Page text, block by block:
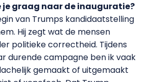
je graag naar de inauguratie?
van Trumps kandidaatstelling
Hij zegt wat de mensen
politieke correctheid. Tijdens
durende campagne ben ik vaak
gemaakt of uitgemaakt